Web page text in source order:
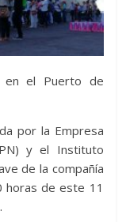
en el Puerto de
por la Empresa
y el Instituto
de la compañía
horas de este 11